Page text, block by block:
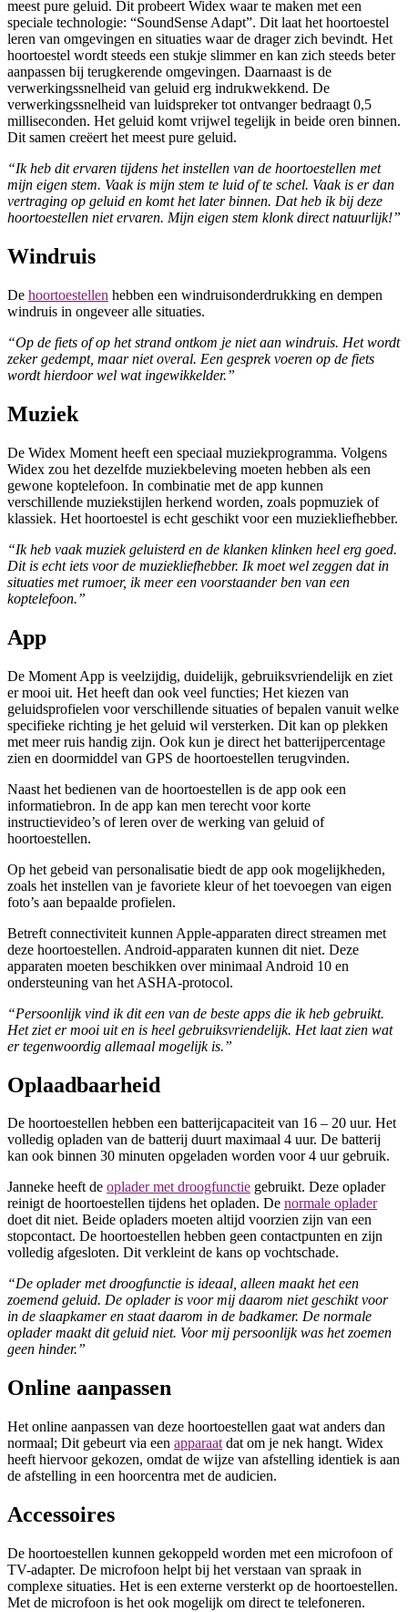
meest pure geluid. Dit probeert Widex waar te maken met een
speciale technologie: “SoundSense Adapt”. Dit laat het hoortoestel
leren van omgevingen en situaties waar de drager zich bevindt. Het
hoortoestel wordt steeds een stukje slimmer en kan zich steeds beter
aanpassen bij terugkerende omgevingen. Daarnaast is de
verwerkingssnelheid van geluid erg indrukwekkend. De
verwerkingssnelheid van luidspreker tot ontvanger bedraagt 0,5
milliseconden. Het geluid komt vrijwel tegelijk in beide oren binnen.
Dit samen creëert het meest pure geluid.
“Ik heb dit ervaren tijdens het instellen van de hoortoestellen met
mijn eigen stem. Vaak is mijn stem te luid of te schel. Vaak is er dan
vertraging op geluid en komt het later binnen. Dat heb ik bij deze
hoortoestellen niet ervaren. Mijn eigen stem klonk direct natuurlijk!”
Windruis
De hoortoestellen hebben een windruisonderdrukking en dempen
windruis in ongeveer alle situaties.
“Op de fiets of op het strand ontkom je niet aan windruis. Het wordt
zeker gedempt, maar niet overal. Een gesprek voeren op de fiets
wordt hierdoor wel wat ingewikkelder.”
Muziek
De Widex Moment heeft een speciaal muziekprogramma. Volgens
Widex zou het dezelfde muziekbeleving moeten hebben als een
gewone koptelefoon. In combinatie met de app kunnen
verschillende muziekstijlen herkend worden, zoals popmuziek of
klassiek. Het hoortoestel is echt geschikt voor een muziekliefhebber.
“Ik heb vaak muziek geluisterd en de klanken klinken heel erg goed.
Dit is echt iets voor de muziekliefhebber. Ik moet wel zeggen dat in
situaties met rumoer, ik meer een voorstaander ben van een
koptelefoon.”
App
De Moment App is veelzijdig, duidelijk, gebruiksvriendelijk en ziet
er mooi uit. Het heeft dan ook veel functies; Het kiezen van
geluidsprofielen voor verschillende situaties of bepalen vanuit welke
specifieke richting je het geluid wil versterken. Dit kan op plekken
met meer ruis handig zijn. Ook kun je direct het batterijpercentage
zien en doormiddel van GPS de hoortoestellen terugvinden.
Naast het bedienen van de hoortoestellen is de app ook een
informatiebron. In de app kan men terecht voor korte
instructievideo’s of leren over de werking van geluid of
hoortoestellen.
Op het gebeid van personalisatie biedt de app ook mogelijkheden,
zoals het instellen van je favoriete kleur of het toevoegen van eigen
foto’s aan bepaalde profielen.
Betreft connectiviteit kunnen Apple-apparaten direct streamen met
deze hoortoestellen. Android-apparaten kunnen dit niet. Deze
apparaten moeten beschikken over minimaal Android 10 en
ondersteuning van het ASHA-protocol.
“Persoonlijk vind ik dit een van de beste apps die ik heb gebruikt.
Het ziet er mooi uit en is heel gebruiksvriendelijk. Het laat zien wat
er tegenwoordig allemaal mogelijk is.”
Oplaadbaarheid
De hoortoestellen hebben een batterijcapaciteit van 16 – 20 uur. Het
volledig opladen van de batterij duurt maximaal 4 uur. De batterij
kan ook binnen 30 minuten opgeladen worden voor 4 uur gebruik.
Janneke heeft de oplader met droogfunctie gebruikt. Deze oplader
reinigt de hoortoestellen tijdens het opladen. De normale oplader
doet dit niet. Beide opladers moeten altijd voorzien zijn van een
stopcontact. De hoortoestellen hebben geen contactpunten en zijn
volledig afgesloten. Dit verkleint de kans op vochtschade.
“De oplader met droogfunctie is ideaal, alleen maakt het een
zoemend geluid. De oplader is voor mij daarom niet geschikt voor
in de slaapkamer en staat daarom in de badkamer. De normale
oplader maakt dit geluid niet. Voor mij persoonlijk was het zoemen
geen hinder.”
Online aanpassen
Het online aanpassen van deze hoortoestellen gaat wat anders dan
normaal; Dit gebeurt via een apparaat dat om je nek hangt. Widex
heeft hiervoor gekozen, omdat de wijze van afstelling identiek is aan
de afstelling in een hoorcentra met de audicien.
Accessoires
De hoortoestellen kunnen gekoppeld worden met een microfoon of
TV-adapter. De microfoon helpt bij het verstaan van spraak in
complexe situaties. Het is een externe versterkt op de hoortoestellen.
Met de microfoon is het ook mogelijk om direct te telefoneren.